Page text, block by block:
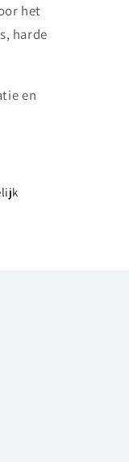
het
harde
en